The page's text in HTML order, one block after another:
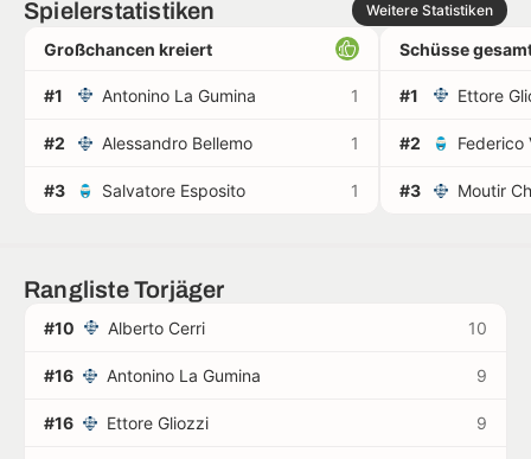
Spielerstatistiken Weitere Statistiken
Großchancen kreiert
#1 Antonino La Gumina 1
#2 Alessandro Bellemo 1
#3 Salvatore Esposito 1
Schüsse
#1 Ettore
#2 Federico
#3 Moutir
Rangliste Torjäger
#10 Alberto Cerri 10
#16 Antonino La Gumina 9
#16 Ettore Gliozzi 9